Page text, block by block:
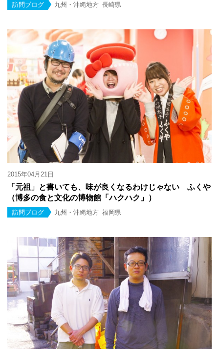
訪問ブログ 九州・沖縄地方 長崎県
2015年04月21日
「元祖」と書いても、味が良くなるわけじゃない ふくや
（博多の食と文化の博物館「ハクハク」）
訪問ブログ 九州・沖縄地方 福岡県